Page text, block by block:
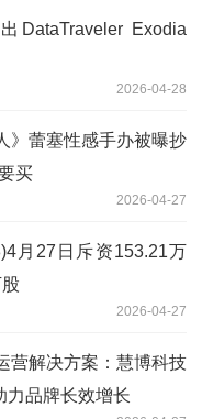
DataTraveler Exodia
2026-04-28
》蕾塞性感手办被曝抄
买
2026-04-27
月27日斥资153.21万
2026-04-27
营解决方案：慧博科技
力品牌长效增长